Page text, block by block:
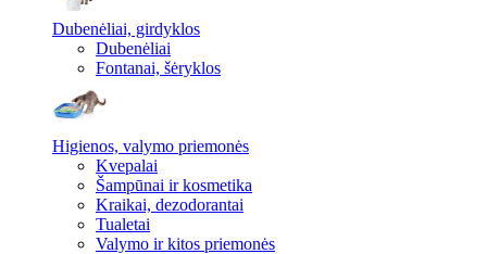
Dubenėliai, girdyklos
Dubenėliai
Fontanai, šėryklos
Higienos, valymo priemonės
Kvepalai
Šampūnai ir kosmetika
Kraikai, dezodorantai
Tualetai
Valymo ir kitos priemonės